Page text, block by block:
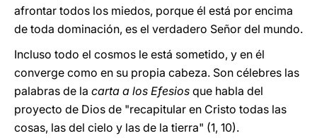
afrontar todos los miedos, porque él está por encima
de toda dominación, es el verdadero Señor del mundo.
Incluso todo el cosmos le está sometido, y en él
converge como en su propia cabeza. Son célebres las
palabras de la carta a los Efesios que habla del
proyecto de Dios de "recapitular en Cristo todas las
cosas, las del cielo y las de la tierra" (1, 10).